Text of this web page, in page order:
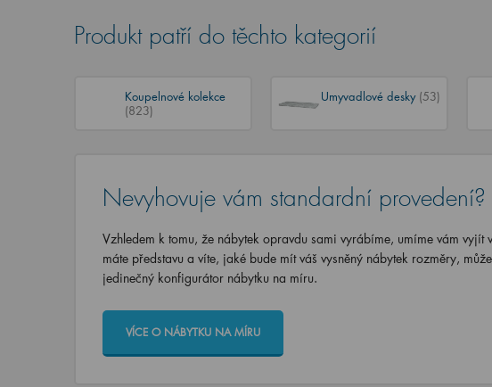
Produkt patří do těchto kategorií
Koupelnové kolekce
(823)
Umyvadlové desky (53)
Nevyhovuje vám standardní provedení?
Vzhledem k tomu, že nábytek opravdu sami vyrábíme, umíme vám vyjít
máte představu a víte, jaké bude mít váš vysněný nábytek rozměry,
jedinečný konfigurátor nábytku na míru.
VÍCE O NÁBYTKU NA MÍRU